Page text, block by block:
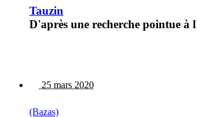
Tauzin
D'après une recherche pointue à
25 mars 2020
(Bazas)